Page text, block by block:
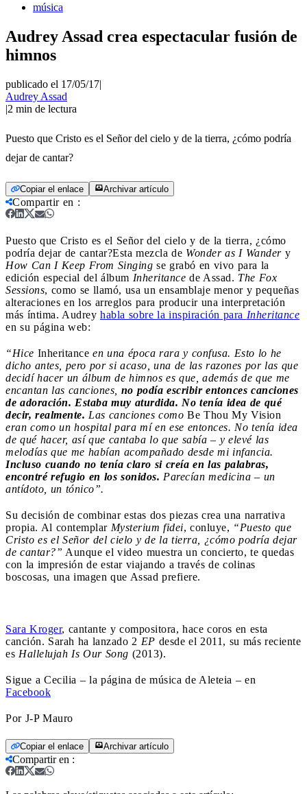
música
Audrey Assad crea espectacular fusión de
himnos
publicado el 17/05/17|
Audrey Assad
|2 min de lectura
Puesto que Cristo es el Señor del cielo y de la tierra, ¿cómo podría
dejar de cantar?
Copiar el enlace Archivar artículo
Compartir en :
Puesto que Cristo es el Señor del cielo y de la tierra, ¿cómo
podría dejar de cantar?Esta mezcla de Wonder as I Wandery
How Can I Keep From Singing se grabó en vivo para la
edición especial del álbum Inheritance de Assad. The Fox
Sessions, como se llamó, usa un ensamblaje menor y pequeñas
alteraciones en los arreglos para producir una interpretación
más íntima. Audrey habla sobre la inspiración para Inheritance
en su página web:
“Hice Inheritance en una época rara y confusa. Esto lo he
dicho antes, pero por si acaso, una de las razones por las que
decidí hacer un álbum de himnos es que, además de que me
encantan las canciones, no podía escribir entonces canciones
de adoración. Estaba muy aturdida. No tenía idea de qué
decir, realmente. Las canciones como Be Thou My Vision
eran como un hospital para mí en ese entonces. No tenía idea
de qué hacer, así que cantaba lo que sabía – y elevé las
melodías que me habían acompañado desde mi infancia.
Incluso cuando no tenía claro si creía en las palabras,
encontré refugio en los sonidos. Parecían medicina – un
antídoto, un tónico”.
Su decisión de combinar estas dos piezas crea una narrativa
propia. Al contemplar Mysterium fidei, conluye, “Puesto que
Cristo es el Señor del cielo y de la tierra, ¿cómo podría dejar
de cantar?” Aunque el video muestra un concierto, te quedas
con la impresión de estar viajando a través de colinas
boscosas, una imagen que Assad prefiere.
Sara Kroger, cantante y compositora, hace coros en esta
canción. Sarah ha lanzado 2 EP desde el 2011, su más reciente
es Hallelujah Is Our Song (2013).
Sigue a Cecilia – la página de música de Aleteia – en
Facebook
Por J-P Mauro
Copiar el enlace Archivar artículo
Compartir en :